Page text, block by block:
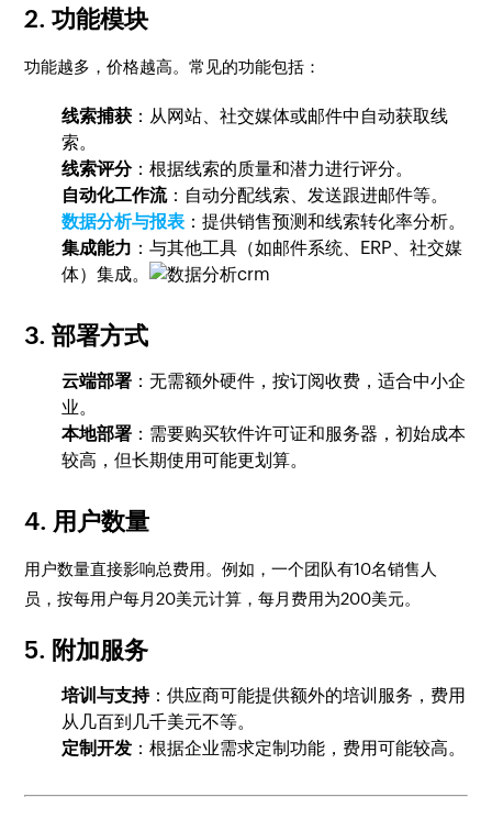
2.功能模块
功能越多，价格越高。常见的功能包括：
线索捕获 ：从网站、社交媒体或邮件中自动获取线
索。
线索评分：根据线索的质量和潜力进行评分。
自动化工作流：自动分配线索、发送跟进邮件等。
数据分析与报表 ：提供销售预测和线索转化率分析。
集成能力 ：与其他工具（如邮件系统、ERP、社交媒
体）集成。
3.部署方式
云端部署 ：无需额外硬件，按订阅收费，适合中小企
业。
本地部署 ：需要购买软件许可证和服务器，初始成本
较高，但长期使用可能更划算。
4. 用户数量
用户数量直接影响总费用。例如，一个团队有10名销售人
员，按每用户每月20美元计算，每月费用为200美元。
5. 附加服务
培训与支持：供应商可能提供额外的培训服务，费用
从几百到几千美元不等。
定制开发 ：根据企业需求定制功能，费用可能较高。